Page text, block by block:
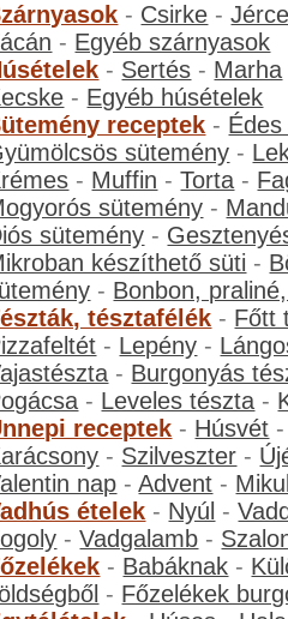
- Csirke -
- Egyéb szárnyasok
- Sertés - Marha
- Egyéb húsételek
receptek -
sütemény -
- Muffin -Torta -
sütemény -
sütemény -
készíthető süti -
- Bonbon,
tésztafélék - Főtt
- Lepény -
- Burgonyás
- Leveles tészta -
receptek - Húsvét
- Szilveszter -
nap -Advent -
ételek - Nyúl -
-Vadgalamb -
- Babáknak -
- Főzelékek